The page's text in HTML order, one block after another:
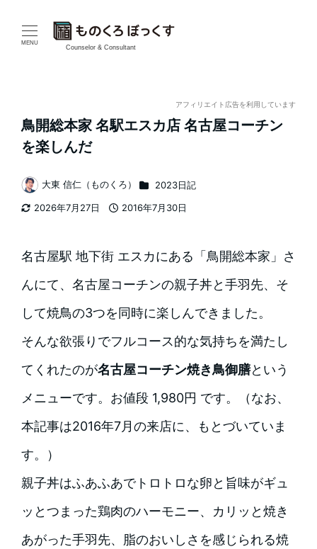
MENU
Counselor & Consultant
アフィリエイト広告を利用しています
鳥開総本家 名駅エスカ店 名古屋コーチン
を楽しんだ
2026年7月27日
2016年7月30日
著
者
大東 信仁（ものくろ） カテゴリー
2023日記
名古屋駅 地下街 エスカにある「鳥開総本家」さ
んにて、名古屋コーチンの親子丼と手羽先、そ
して焼鳥の3つを同時に楽しんできました。
そんな欲張りでフルコース的な気持ちを満たし
てくれたのが名古屋コーチン焼き鳥御膳という
メニューです。お値段 1,980円 です。（なお、
本記事は2016年7月の来店に、もとづいていま
す。）
親子丼はふあふあでトロトロな卵と旨味がギュ
ッとつまった鶏肉のハーモニー、カリッと焼き
あがった手羽先、脂のおいしさを感じられる焼